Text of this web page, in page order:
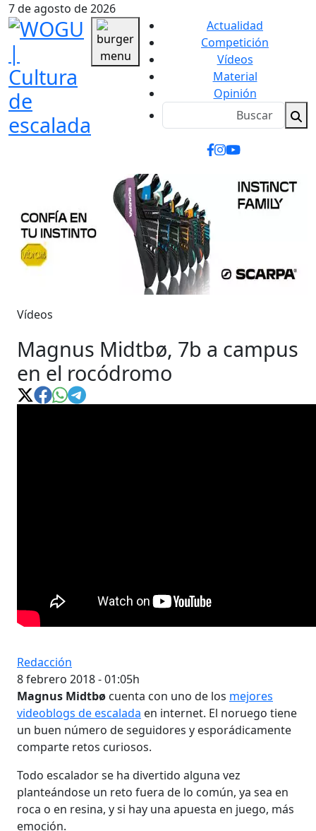
7 de agosto de 2026
Actualidad
Competición
Vídeos
Material
Opinión
Vídeos
Magnus Midtbø, 7b a campus
en el rocódromo
Redacción
8 febrero 2018 - 01:05h
Magnus Midtbø cuenta con uno de los mejores
videoblogs de escalada en internet. El noruego tiene
un buen número de seguidores y esporádicamente
comparte retos curiosos.
Todo escalador se ha divertido alguna vez
planteándose un reto fuera de lo común, ya sea en
roca o en resina, y si hay una apuesta en juego, más
emoción.